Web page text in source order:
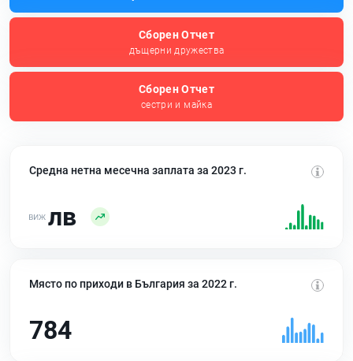
Сборен Отчет
дъщерни дружества
Сборен Отчет
сестри и майка
Средна нетна месечна заплата за 2023 г.
лв
Място по приходи в България за 2022 г.
784